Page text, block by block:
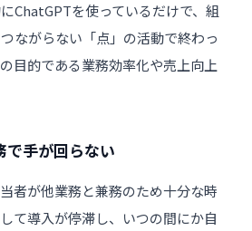
ChatGPTを使っているだけで、組
ながらない「点」の活動で終わっ
目的である業務効率化や売上向上
で手が回らない
者が他業務と兼務のため十分な時
て導入が停滞し、いつの間にか自